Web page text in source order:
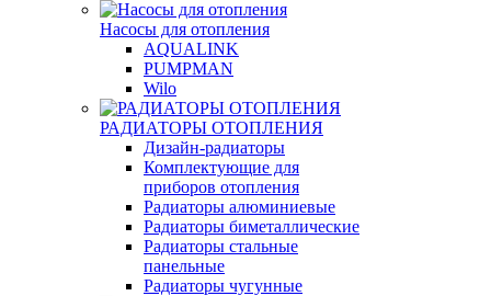
Насосы для отопления
AQUALINK
PUMPMAN
Wilo
РАДИАТОРЫ ОТОПЛЕНИЯ
Дизайн-радиаторы
Комплектующие для
приборов отопления
Радиаторы алюминиевые
Радиаторы биметаллические
Радиаторы стальные
панельные
Радиаторы чугунные